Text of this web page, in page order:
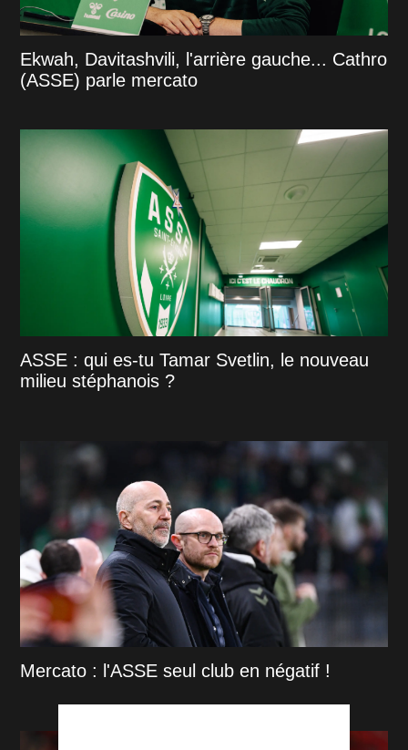
Ekwah, Davitashvili, l'arrière gauche... Cathro
(ASSE) parle mercato
ASSE : qui es-tu Tamar Svetlin, le nouveau
milieu stéphanois ?
Mercato : l'ASSE seul club en négatif !